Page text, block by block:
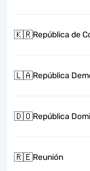
🇰🇷República de
🇱🇦República
🇩🇴República
🇷🇪Reunión